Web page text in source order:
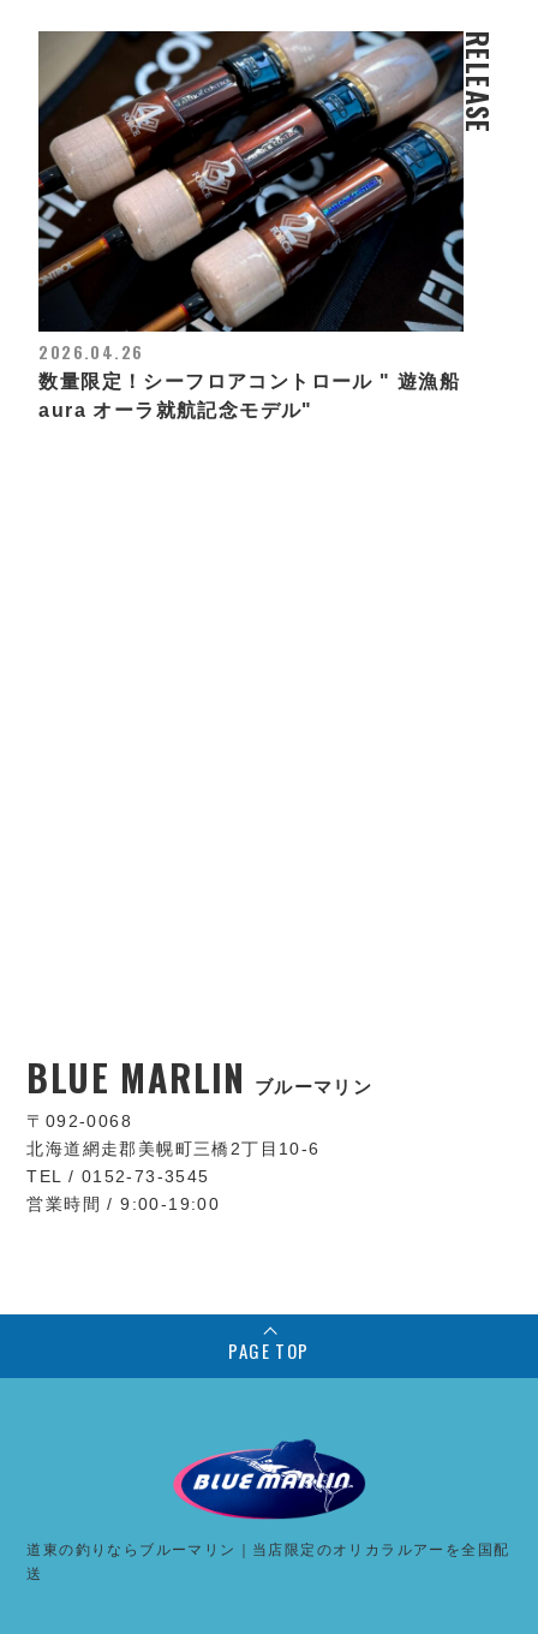
RELEASE
2026.04.26
数量限定！シーフロアコントロール " 遊漁船
aura オーラ就航記念モデル"
BLUE MARLIN ブルーマリン
〒092-0068
北海道網走郡美幌町三橋2丁目10-6
TEL / 0152-73-3545
営業時間 / 9:00-19:00
PAGE TOP
道東の釣りならブルーマリン｜当店限定のオリカラルアーを全国配
送